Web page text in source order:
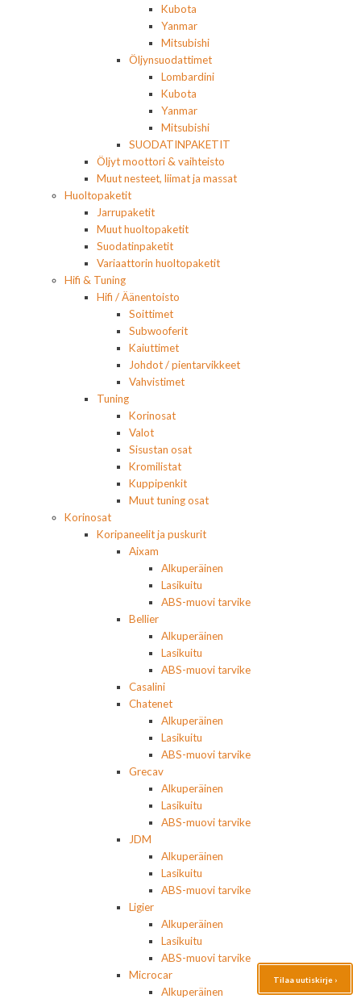
Kubota
Yanmar
Mitsubishi
Öljynsuodattimet
Lombardini
Kubota
Yanmar
Mitsubishi
SUODATINPAKETIT
Öljyt moottori & vaihteisto
Muut nesteet, liimat ja massat
Huoltopaketit
Jarrupaketit
Muut huoltopaketit
Suodatinpaketit
Variaattorin huoltopaketit
Hifi & Tuning
Hifi / Äänentoisto
Soittimet
Subwooferit
Kaiuttimet
Johdot / pientarvikkeet
Vahvistimet
Tuning
Korinosat
Valot
Sisustan osat
Kromilistat
Kuppipenkit
Muut tuning osat
Korinosat
Koripaneelit ja puskurit
Aixam
Alkuperäinen
Lasikuitu
ABS-muovi tarvike
Bellier
Alkuperäinen
Lasikuitu
ABS-muovi tarvike
Casalini
Chatenet
Alkuperäinen
Lasikuitu
ABS-muovi tarvike
Grecav
Alkuperäinen
Lasikuitu
ABS-muovi tarvike
JDM
Alkuperäinen
Lasikuitu
ABS-muovi tarvike
Ligier
Alkuperäinen
Lasikuitu
ABS-muovi tarvike
Microcar
Alkuperäinen
Tilaa uutiskirje ›